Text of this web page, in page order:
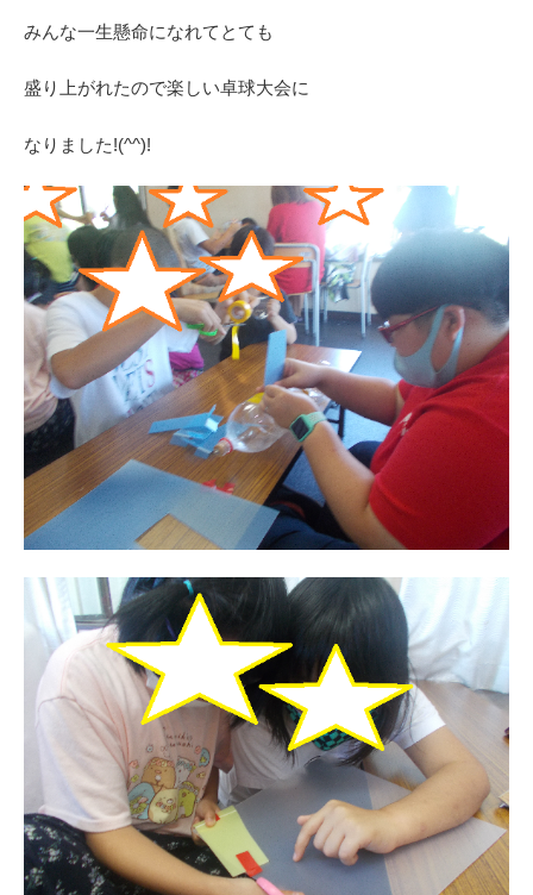
みんな一生懸命になれてとても
盛り上がれたので楽しい卓球大会に
なりました!(^^)!